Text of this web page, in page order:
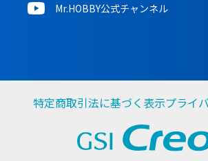
Mr.HOBBY公式チャンネル
特定商取引法に基づく表示プライ